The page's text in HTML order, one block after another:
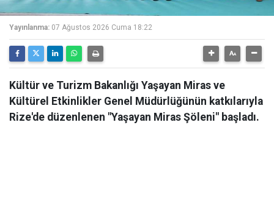
Yayınlanma: 07 Ağustos 2026 Cuma 18:22
Kültür ve Turizm Bakanlığı Yaşayan Miras ve
Kültürel Etkinlikler Genel Müdürlüğünün katkılarıyla
Rize'de düzenlenen "Yaşayan Miras Şöleni" başladı.